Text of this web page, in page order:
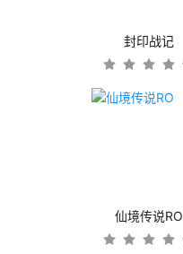
封印战记
仙境传说RO